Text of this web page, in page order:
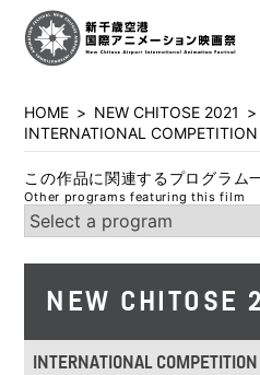
HOME > NEW CHITOSE 2021 >
INTERNATIONAL
この作品に関連するプログラム
Other programs featuring this film
NEW CHITOSE
INTERNATIONAL